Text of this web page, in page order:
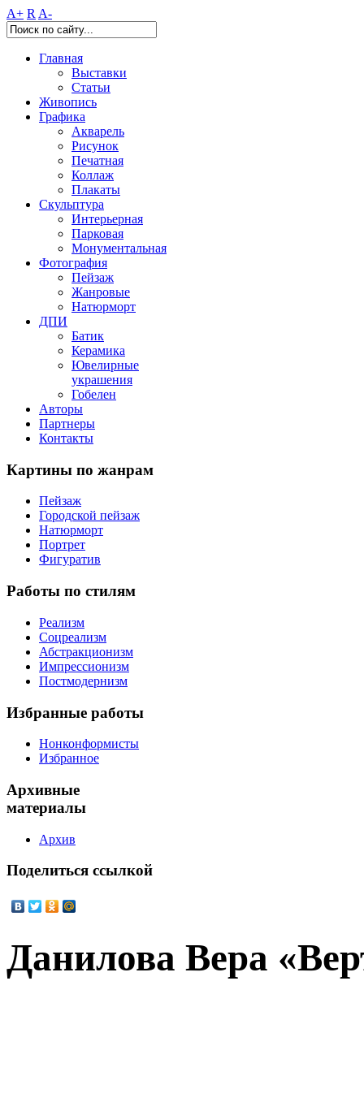
A+ R A-
Главная
Выставки
Статьи
Живопись
Графика
Акварель
Рисунок
Печатная
Коллаж
Плакаты
Скульптура
Интерьерная
Парковая
Монументальная
Фотография
Пейзаж
Жанровые
Натюрморт
ДПИ
Батик
Керамика
Ювелирные
украшения
Гобелен
Авторы
Партнеры
Контакты
Картины по жанрам
Пейзаж
Городской пейзаж
Натюрморт
Портрет
Фигуратив
Работы по стилям
Реализм
Соцреализм
Абстракционизм
Импрессионизм
Постмодернизм
Избранные работы
Нонконформисты
Избранное
Архивные
материалы
Архив
Поделиться ссылкой
Данилова Вера